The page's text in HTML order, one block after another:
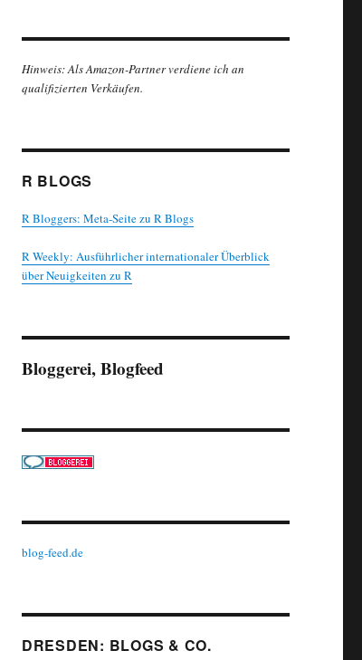
Hinweis: Als Amazon-Partner verdiene ich an
qualifizierten Verkäufen.
R BLOGS
R Bloggers: Meta-Seite zu R Blogs
R Weekly: Ausführlicher internationaler Überblick
über Neuigkeiten zu R
Bloggerei, Blogfeed
blog-feed.de
DRESDEN: BLOGS & CO.